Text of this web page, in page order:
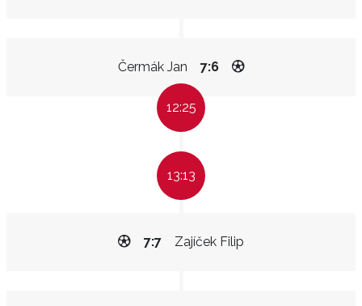
Čermák Jan 7:6
12:25
13:13
Zajíček Filip
7:7